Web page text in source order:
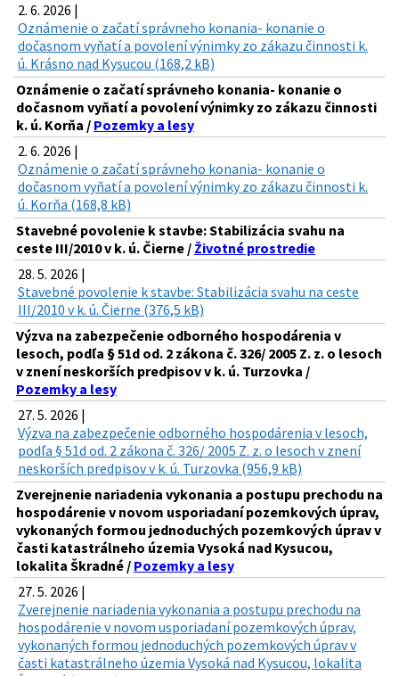
2. 6. 2026 |
Oznámenie o začatí správneho konania- konanie o
dočasnom vyňatí a povolení výnimky zo zákazu činnosti k.
ú. Krásno nad Kysucou (168,2 kB)
Oznámenie o začatí správneho konania- konanie o
dočasnom vyňatí a povolení výnimky zo zákazu činnosti
k. ú. Korňa / Pozemky a lesy
2. 6. 2026 |
Oznámenie o začatí správneho konania- konanie o
dočasnom vyňatí a povolení výnimky zo zákazu činnosti k.
ú. Korňa (168,8 kB)
Stavebné povolenie k stavbe: Stabilizácia svahu na
ceste III/2010 v k. ú. Čierne / Životné prostredie
28. 5. 2026 |
Stavebné povolenie k stavbe: Stabilizácia svahu na ceste
III/2010 v k. ú. Čierne (376,5 kB)
Výzva na zabezpečenie odborného hospodárenia v
lesoch, podľa § 51d od. 2 zákona č. 326/ 2005 Z. z. o lesoch
v znení neskorších predpisov v k. ú. Turzovka /
Pozemky a lesy
27. 5. 2026 |
Výzva na zabezpečenie odborného hospodárenia v lesoch,
podľa § 51d od. 2 zákona č. 326/ 2005 Z. z. o lesoch v znení
neskorších predpisov v k. ú. Turzovka (956,9 kB)
Zverejnenie nariadenia vykonania a postupu prechodu na
hospodárenie v novom usporiadaní pozemkových úprav,
vykonaných formou jednoduchých pozemkových úprav v
časti katastrálneho územia Vysoká nad Kysucou,
lokalita Škradné / Pozemky a lesy
27. 5. 2026 |
Zverejnenie nariadenia vykonania a postupu prechodu na
hospodárenie v novom usporiadaní pozemkových úprav,
vykonaných formou jednoduchých pozemkových úprav v
časti katastrálneho územia Vysoká nad Kysucou, lokalita